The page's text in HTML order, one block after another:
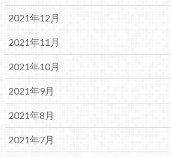
2021年12月
2021年11月
2021年10月
2021年9月
2021年8月
2021年7月